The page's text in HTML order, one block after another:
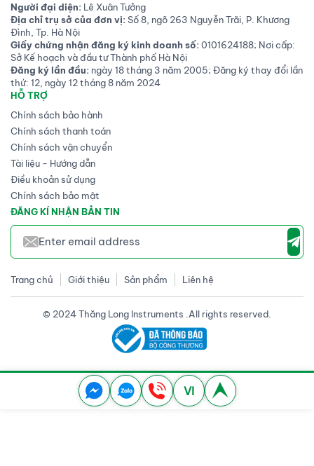
Người đại diện: Lê Xuân Tưởng
Địa chỉ trụ sở của đơn vị:Số 8, ngõ 263 Nguyễn Trãi, P. Khương
Đình, Tp. Hà Nội
Giấy chứng nhận đăng ký kinh doanh số:0101624188; Nơi cấp:
Sở Kế hoạch và đầu tư Thành phố Hà Nội
Đăng ký lần đầu: ngày 18 tháng 3 năm 2005; Đăng ký thay đổi lần
thứ: 12, ngày 12 tháng 8 năm 2024
HỖ TRỢ
Chính sách bảo hành
Chính sách thanh toán
Chính sách vận chuyển
Tài liệu - Hướng dẫn
Điều khoản sử dụng
Chính sách bảo mật
ĐĂNG KÍ NHẬN BẢN TIN
Trang chủ Giới thiệu Sản phẩm Liên hệ
© 2024 Thăng Long Instruments .All rights reserved.
VI